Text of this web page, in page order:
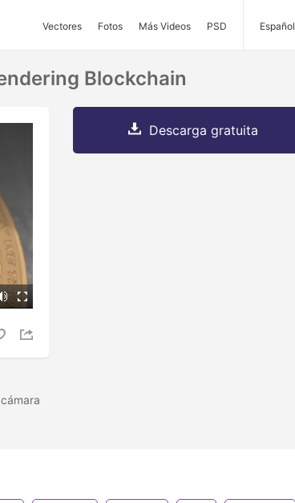
Vectores Fotos Más Videos PSD Español
Blockchain
Descarga gratuita